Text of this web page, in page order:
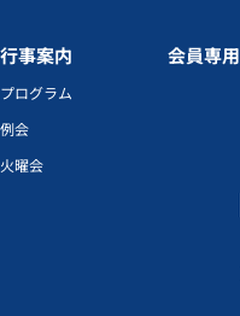
行事案内
プログラム
例会
火曜会
会員専用